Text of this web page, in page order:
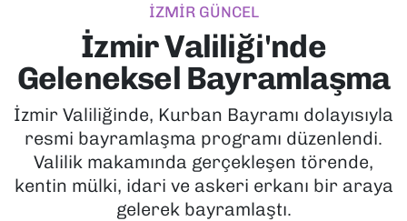
İZMİR GÜNCEL
İzmir Valiliği'nde
Geleneksel Bayramlaşma
İzmir Valiliğinde, Kurban Bayramı dolayısıyla
resmi bayramlaşma programı düzenlendi.
Valilik makamında gerçekleşen törende,
kentin mülki, idari ve askeri erkanı bir araya
gelerek bayramlaştı.
EKONOMİ
KÜLTÜR SANAT
MAGAZİN
POLİTİKA
Süper Lig Puan Durumu ve Fikstür
Tüm Manşetler
Son Dakika Haberleri
Haber Arşivi